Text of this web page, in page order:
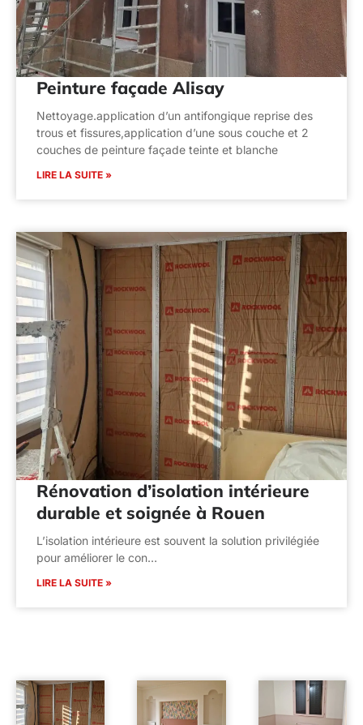
Peinture façade Alisay
Nettoyage.application d’un antifongique reprise des
trous et fissures,application d’une sous couche et 2
couches de peinture façade teinte et blanche
LIRE LA SUITE »
Rénovation d’isolation intérieure
durable et soignée à Rouen
L’isolation intérieure est souvent la solution privilégiée
pour améliorer le con…
LIRE LA SUITE »